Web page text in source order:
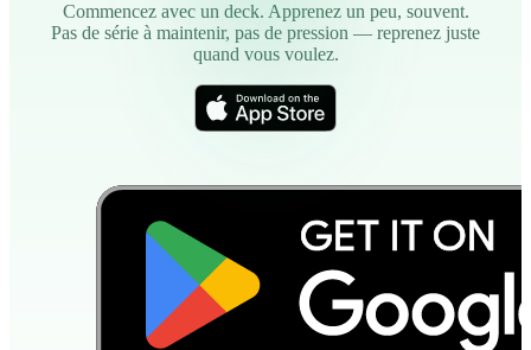
Commencez avec un deck. Apprenez un peu, souvent.
Pas de série à maintenir, pas de pression — reprenez juste
quand vous voulez.